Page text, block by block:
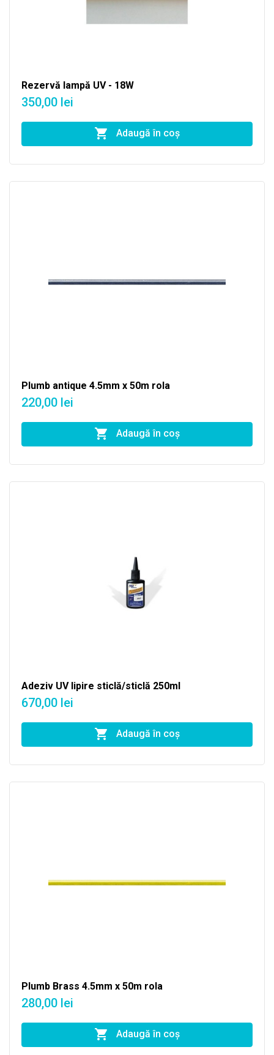
Rezervă lampă UV - 18W
350,00 lei
Adaugă în coş
Plumb antique 4.5mm x 50m rola
220,00 lei
Adaugă în coş
Adeziv UV lipire sticlă/sticlă 250ml
670,00 lei
Adaugă în coş
Plumb Brass 4.5mm x 50m rola
280,00 lei
Adaugă în coş